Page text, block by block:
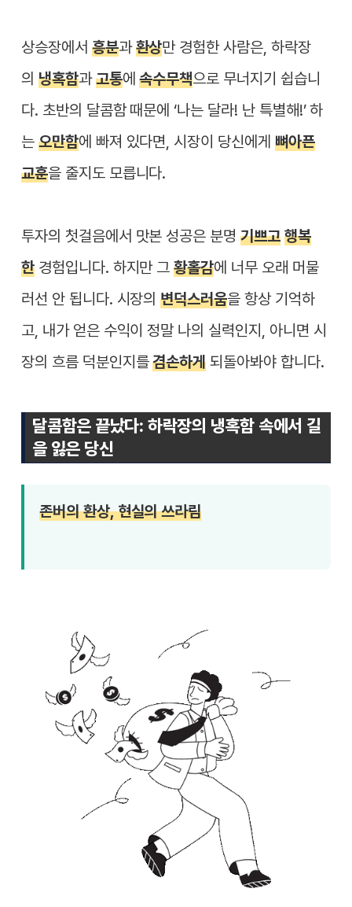
상승장에서 흥분과환상만 경험한 사람은, 하락장
의 냉혹함과고통에속수무책으로 무너지기 쉽습니
다. 초반의 달콤함 때문에 ‘나는 달라! 난 특별해!’ 하
는 오만함에 빠져 있다면, 시장이 당신에게 뼈아픈
교훈을 줄지도 모릅니다.
투자의 첫걸음에서 맛본 성공은 분명기쁘고 행복
한경험입니다. 하지만 그황홀감에 너무 오래 머물
러선 안 됩니다. 시장의변덕스러움을 항상 기억하
고, 내가 얻은 수익이 정말 나의 실력인지, 아니면 시
장의 흐름 덕분인지를겸손하게 되돌아봐야 합니다.
달콤함은 끝났다: 하락장의 냉혹함 속에서 길
을 잃은 당신
존버의 환상, 현실의 쓰라림